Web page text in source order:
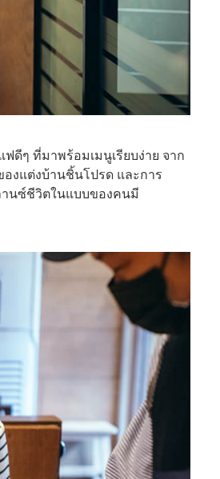
ดีๆ ที่มาพร้อมเมนูเรียบง่าย จาก
งแต่งบ้านชิ้นโปรด และการ
านซ์ชีวิตในแบบของคนมี